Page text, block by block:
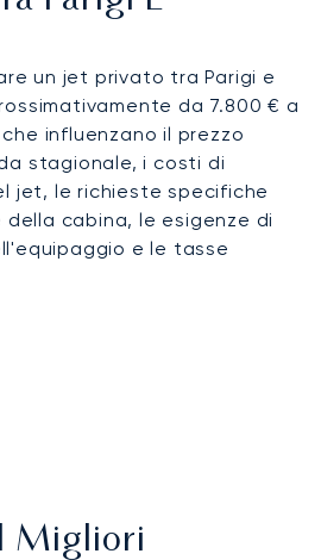
un jet privato tra Parigi e
da 7.800 € a
che influenzano il prezzo
stagionale, i costi di
jet, le richieste specifiche
cabina, le esigenze di
e le tasse
Migliori